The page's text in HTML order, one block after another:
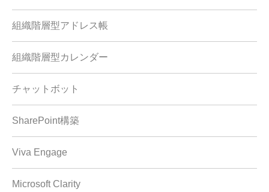
組織階層型アドレス帳
組織階層型カレンダー
チャットボット
SharePoint構築
Viva Engage
Microsoft Clarity